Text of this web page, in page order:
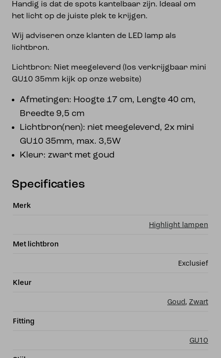
Handig is dat de spots kantelbaar zijn. Ideaal om
het licht op de juiste plek te krijgen.
Wij adviseren onze klanten de LED lamp als
lichtbron.
Lichtbron: Niet meegeleverd (los verkrijgbaar mini
GU10 35mm kijk op onze website)
Afmetingen: Hoogte 17 cm, Lengte 40 cm,
Breedte 9,5 cm
Lichtbron(nen): niet meegeleverd, 2x mini
GU10 35mm, max. 3,5W
Kleur: zwart met goud
Specificaties
Merk
Highlight lampen
Met lichtbron
Exclusief
Kleur
Goud, Zwart
Fitting
GU10